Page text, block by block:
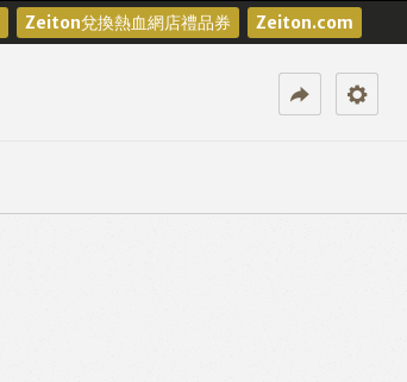
Zeiton兌換熱血網店禮品券 Zeiton.com